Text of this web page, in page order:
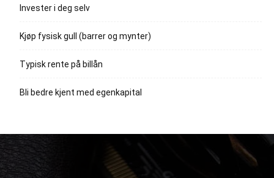
Invester i deg selv
Kjøp fysisk gull (barrer og mynter)
Typisk rente på billån
Bli bedre kjent med egenkapital